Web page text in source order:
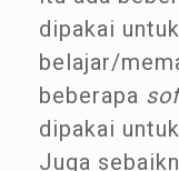
dipakai
belajar/
beberapa
dipakai
Juga